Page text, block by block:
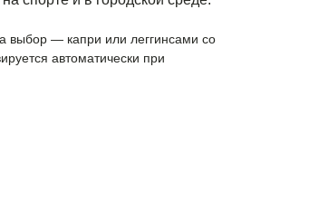
выбор — капри или леггинсами со
автоматически при